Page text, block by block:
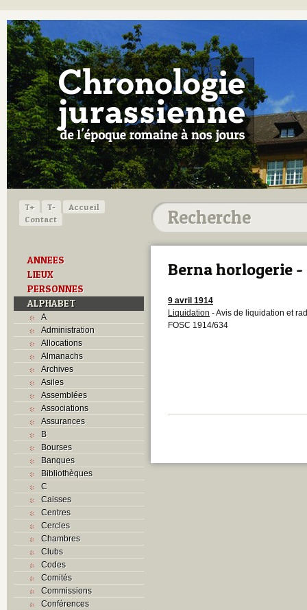
T+ T-
Accueil
Contact
ANNEES
LIEUX
PERSONNES
ALPHABET
A
Administration
Allocations
Almanachs
Archives
Asiles
Assemblées
Associations
Assurances
B
Bourses
Banques
Bibliothèques
C
Caisses
Centres
Cercles
Chambres
Clubs
Codes
Comités
Commissions
Conférences
Berna horlogerie
9 avril 1914
Liquidation - Avis de liquidation et
FOSC 1914/634